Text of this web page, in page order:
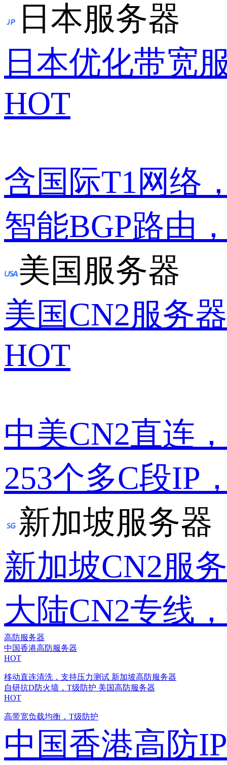
日本服务器
日本优化带宽
HOT
含国际T1网络
智能BGP路由
美国服务器
美国CN2服务器
HOT
中美CN2直连
253个多C段IP
新加坡服务器
新加坡CN2服
大陆CN2专线
高防服务器
中国香港高防服务器
HOT
移动直连清洗，支持压力测试 新加坡高防服务器
自研抗D防火墙，T级防护 美国高防服务器
HOT
高带宽负载均衡，T级防护
中国香港高防IP